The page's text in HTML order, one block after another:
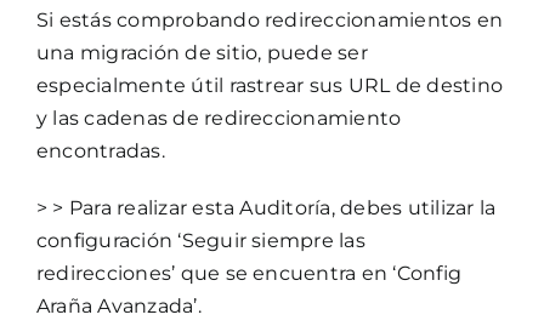
Si estás comprobando redireccionamientos en
una migración de sitio, puede ser
especialmente útil rastrear sus URL de destino
y las cadenas de redireccionamiento
encontradas.
> > Para realizar esta Auditoría, debes utilizar la
configuración ‘Seguir siempre las
redirecciones’ que se encuentra en ‘Config
Araña Avanzada’.